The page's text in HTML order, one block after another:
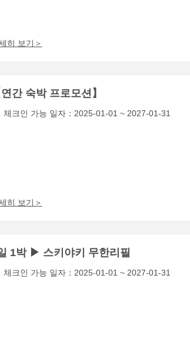
히 보기＞
연간 숙박 프로모션】
체크인 가능 일자：2025-01-01 ~ 2027-01-31
히 보기＞
1박 ▶ 스키야키 무한리필
체크인 가능 일자：2025-01-01 ~ 2027-01-31